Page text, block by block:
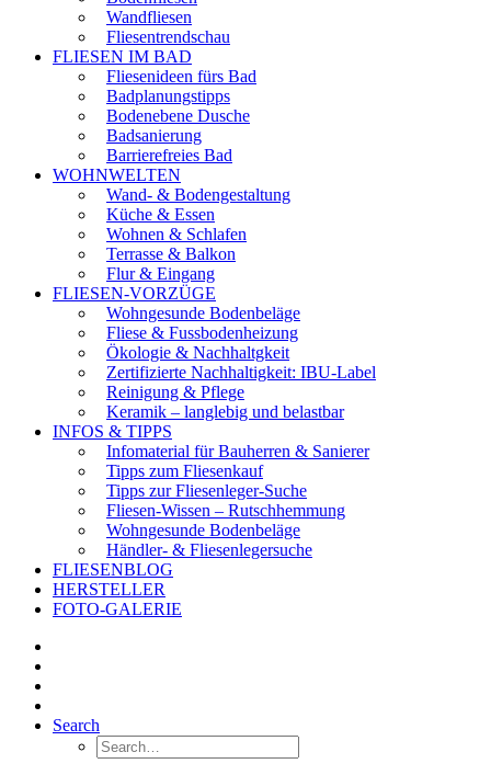
Wandfliesen
Fliesentrendschau
FLIESEN IM BAD
Fliesenideen fürs Bad
Badplanungstipps
Bodenebene Dusche
Badsanierung
Barrierefreies Bad
WOHNWELTEN
Wand- & Bodengestaltung
Küche & Essen
Wohnen & Schlafen
Terrasse & Balkon
Flur & Eingang
FLIESEN-VORZÜGE
Wohngesunde Bodenbeläge
Fliese & Fussbodenheizung
Ökologie & Nachhaltgkeit
Zertifizierte Nachhaltigkeit: IBU-Label
Reinigung & Pflege
Keramik – langlebig und belastbar
INFOS & TIPPS
Infomaterial für Bauherren & Sanierer
Tipps zum Fliesenkauf
Tipps zur Fliesenleger-Suche
Fliesen-Wissen – Rutschhemmung
Wohngesunde Bodenbeläge
Händler- & Fliesenlegersuche
FLIESENBLOG
HERSTELLER
FOTO-GALERIE
Search